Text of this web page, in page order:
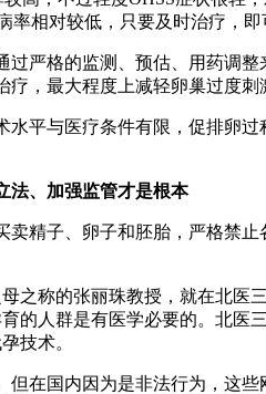
率相对较低，只要及时治疗，即
过严格的监测、预估、用药调
，最大程度上减轻卵巢过度刺
水平与医疗条件有限，促排卵
法、加强监管才是根本
卖精子、卵子和胚胎，严格禁
之称的张丽珠教授，就在北
的人群是有医学必要的。北医
技术。
但在国内因为是非法行为，这